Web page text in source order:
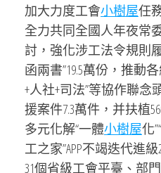
加大力度工會小樹屋任
全力共同全國人年夜常
討，強化涉工法令規則
函兩書”19.5萬份，推動
+人社+司法”等協作聯
援案件7.3萬件，并扶植
多元化解“一體小樹屋化
工之家”APP不竭迭代進
31個省級工會平臺、部